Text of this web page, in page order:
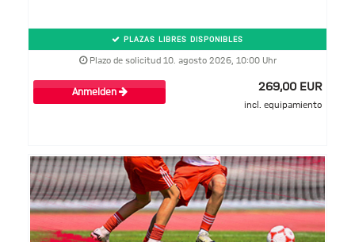
PLAZAS LIBRES DISPONIBLES
Plazo de solicitud 10. agosto 2026, 10:00 Uhr
Anmelden 269,00 EUR
incl. equipamiento